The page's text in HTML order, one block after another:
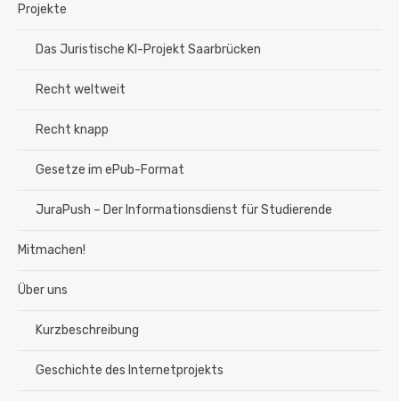
Projekte
Das Juristische KI-Projekt Saarbrücken
Recht weltweit
Recht knapp
Gesetze im ePub-Format
JuraPush – Der Informationsdienst für Studierende
Mitmachen!
Über uns
Kurzbeschreibung
Geschichte des Internetprojekts